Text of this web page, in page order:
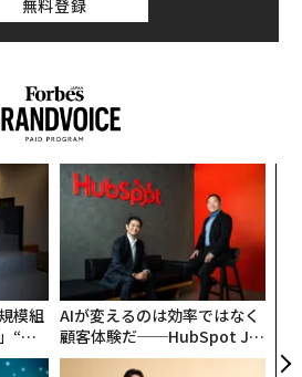
無料登録
模組
“使
へ【N
AIが変えるのは効率ではなく
顧客体験だ──HubSpot Ja
panが語る「Grow Better」